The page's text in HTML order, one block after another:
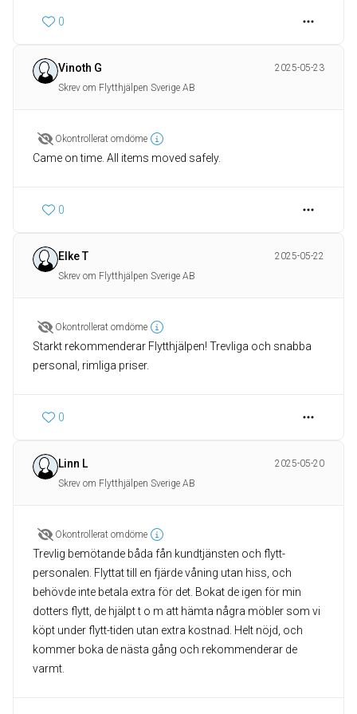
0
Vinoth G
2025-05-23
Skrev om Flytthjälpen Sverige AB
Okontrollerat omdöme
Came on time. All items moved safely.
0
Elke T
2025-05-22
Skrev om Flytthjälpen Sverige AB
Okontrollerat omdöme
Starkt rekommenderar Flytthjälpen! Trevliga och snabba
personal, rimliga priser.
0
Linn L
2025-05-20
Skrev om Flytthjälpen Sverige AB
Okontrollerat omdöme
Trevlig bemötande båda fån kundtjänsten och flytt-
personalen. Flyttat till en fjärde våning utan hiss, och
behövde inte betala extra för det. Bokat de igen för min
dotters flytt, de hjälpt t o m att hämta några möbler som vi
köpt under flytt-tiden utan extra kostnad. Helt nöjd, och
kommer boka de nästa gång och rekommenderar de
varmt.